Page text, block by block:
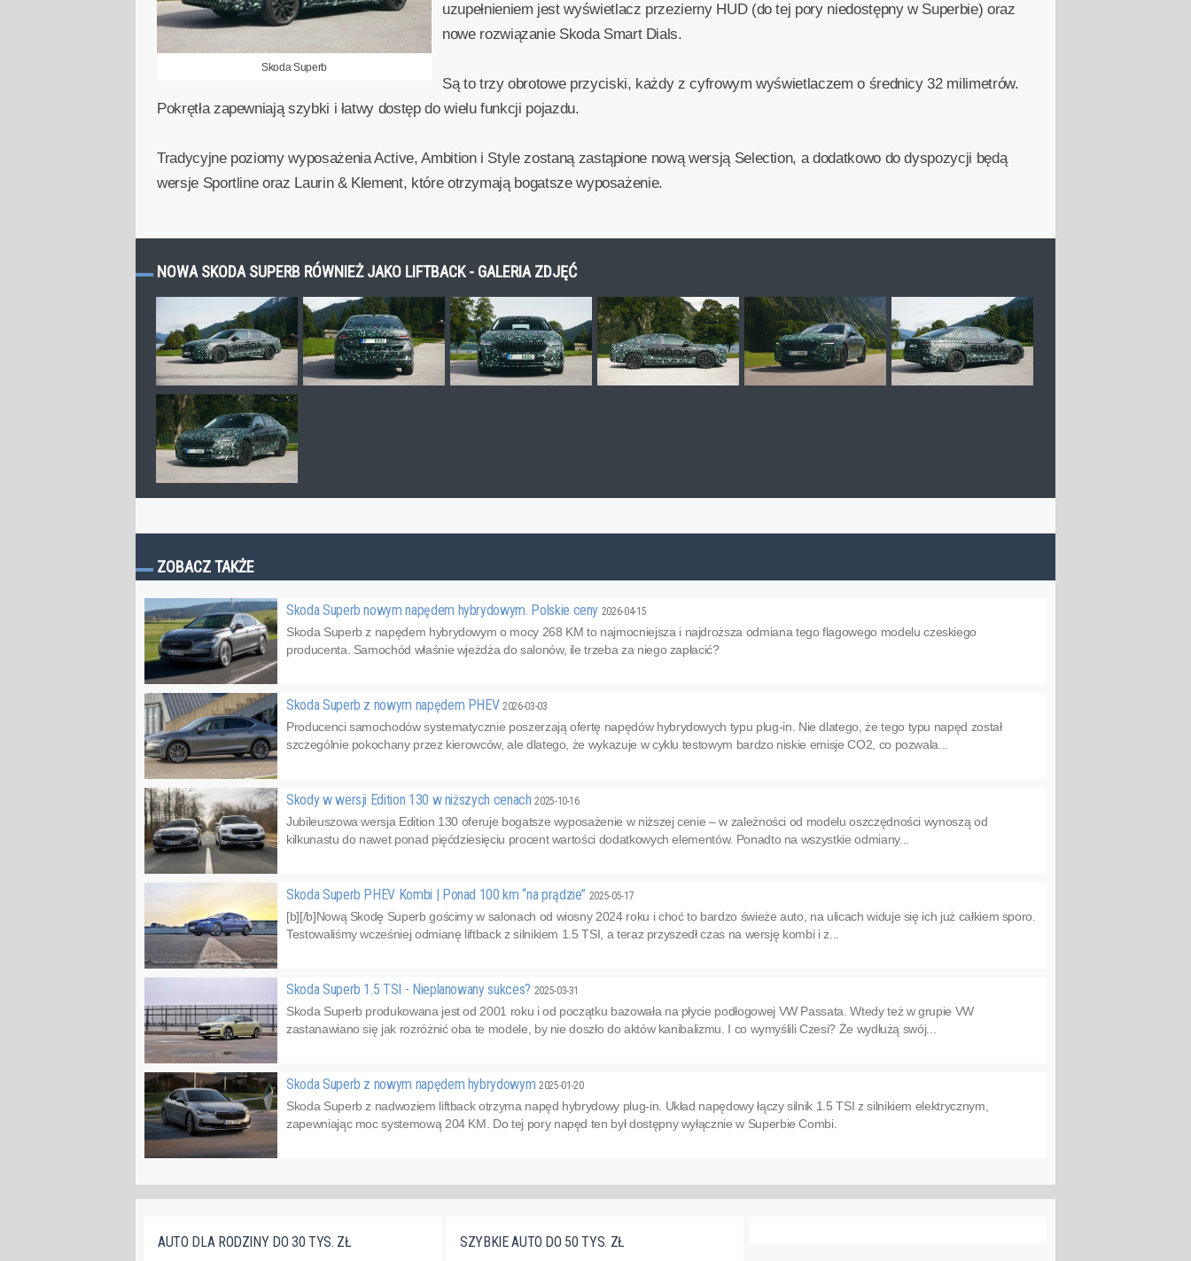
Skoda Superb
uzupełnieniem jest wyświetlacz przezierny HUD (do tej pory niedostępny w Superbie) oraz
nowe rozwiązanie Skoda Smart Dials.
Są to trzy obrotowe przyciski, każdy z cyfrowym wyświetlaczem o średnicy 32 milimetrów.
Pokrętła zapewniają szybki i łatwy dostęp do wielu funkcji pojazdu.
Tradycyjne poziomy wyposażenia Active, Ambition i Style zostaną zastąpione nową wersją Selection, a dodatkowo do dyspozycji będą
wersje Sportline oraz Laurin & Klement, które otrzymają bogatsze wyposażenie.
NOWA SKODA SUPERB RÓWNIEŻ JAKO LIFTBACK - GALERIA ZDJĘĆ
ZOBACZ TAKŻE
Skoda Superb nowym napędem hybrydowym. Polskie ceny 2026-04-15
Skoda Superb z napędem hybrydowym o mocy 268 KM to najmocniejsza i najdroższa odmiana tego flagowego modelu czeskiego
producenta. Samochód właśnie wjeżdża do salonów, ile trzeba za niego zapłacić?
Skoda Superb z nowym napędem PHEV2026-03-03
Producenci samochodów systematycznie poszerzają ofertę napędów hybrydowych typu plug-in. Nie dlatego, że tego typu napęd został
szczególnie pokochany przez kierowców, ale dlatego, że wykazuje w cyklu testowym bardzo niskie emisje CO2, co pozwala...
Skody w wersji Edition 130 w niższych cenach2025-10-16
Jubileuszowa wersja Edition 130 oferuje bogatsze wyposażenie w niższej cenie – w zależności od modelu oszczędności wynoszą od
kilkunastu do nawet ponad pięćdziesięciu procent wartości dodatkowych elementów. Ponadto na wszystkie odmiany...
Skoda Superb PHEV Kombi | Ponad 100 km “na prądzie” 2025-05-17
[b][/b]Nową Skodę Superb gościmy w salonach od wiosny 2024 roku i choć to bardzo świeże auto, na ulicach widuje się ich już całkiem sporo.
Testowaliśmy wcześniej odmianę liftback z silnikiem 1.5 TSI, a teraz przyszedł czas na wersję kombi i z...
Skoda Superb 1.5 TSI - Nieplanowany sukces? 2025-03-31
Skoda Superb produkowana jest od 2001 roku i od początku bazowała na płycie podłogowej VW Passata. Wtedy też w grupie VW
zastanawiano się jak rozróżnić oba te modele, by nie doszło do aktów kanibalizmu. I co wymyślili Czesi? Że wydłużą swój...
Skoda Superb z nowym napędem hybrydowym 2025-01-20
Skoda Superb z nadwoziem liftback otrzyma napęd hybrydowy plug-in. Układ napędowy łączy silnik 1.5 TSI z silnikiem elektrycznym,
zapewniając moc systemową 204 KM. Do tej pory napęd ten był dostępny wyłącznie w Superbie Combi.
AUTO DLA RODZINY DO 30 TYS. ZŁ SZYBKIE AUTO DO 50 TYS. ZŁ